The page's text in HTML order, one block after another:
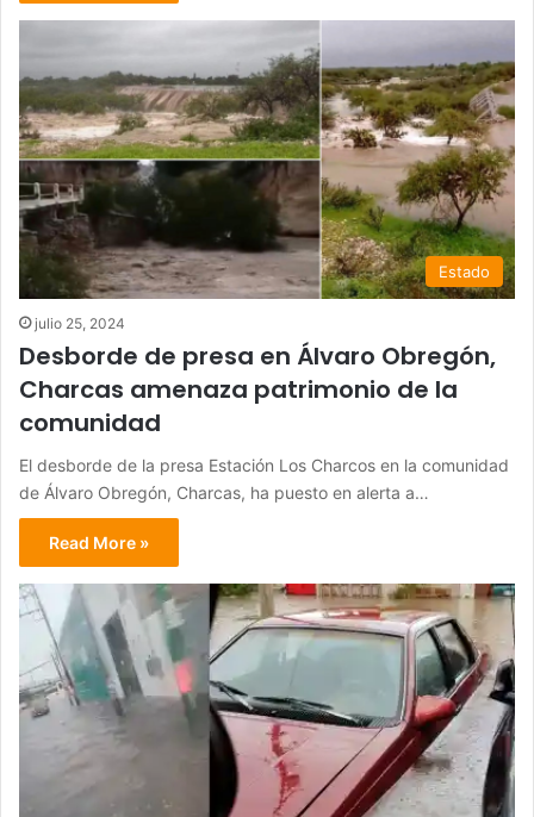
Estado
julio 25, 2024
Desborde de presa en Álvaro Obregón,
Charcas amenaza patrimonio de la
comunidad
El desborde de la presa Estación Los Charcos en la comunidad
de Álvaro Obregón, Charcas, ha puesto en alerta a…
Read More »